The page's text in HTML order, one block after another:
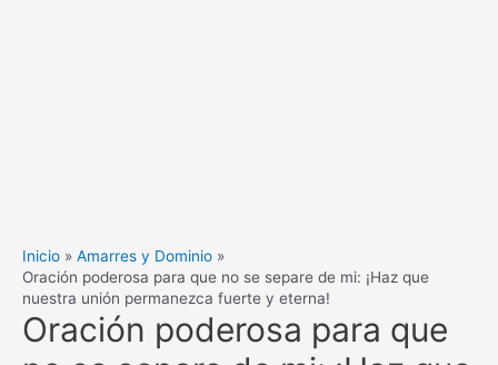
Inicio
Amarres y Dominio
Oración poderosa para que no se separe de mi: ¡Haz que
nuestra unión permanezca fuerte y eterna!
Oración poderosa para que